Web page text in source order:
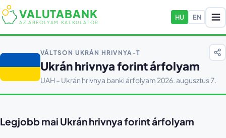
VALUTABANK
AZ ÁRFOLYAM KALKULÁTOR
HU EN
VÁLTSON UKRÁN HRIVNYA-T
Ukrán hrivnya forint árfolyam
UAH – Ukrán hrivnya banki árfolyam 2026. augusztus 7.
Legjobb mai Ukrán hrivnya forint árfolyam